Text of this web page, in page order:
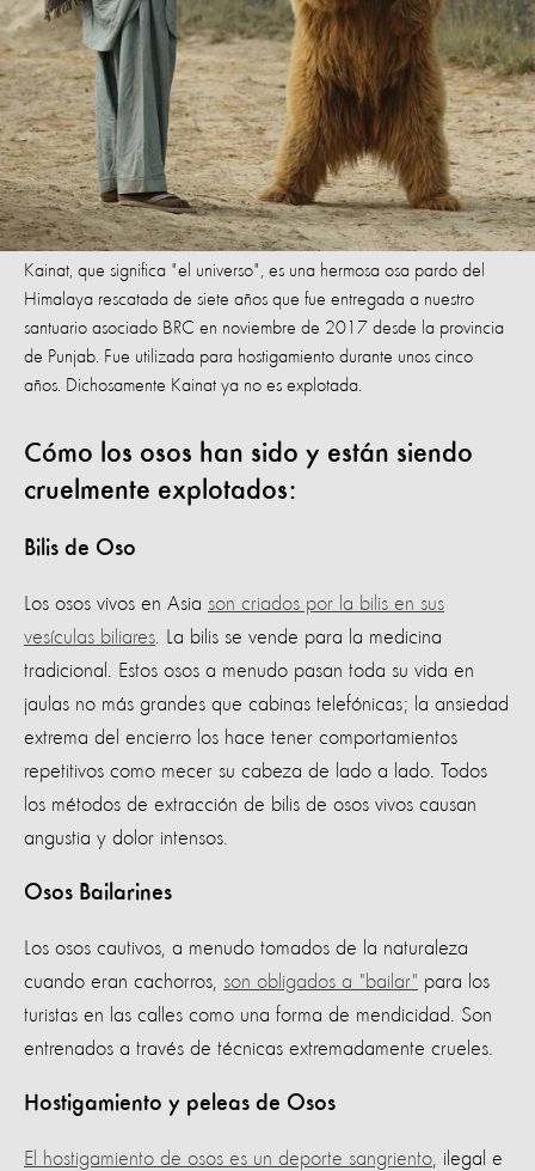
Kainat, que significa "el universo", es una hermosa osa pardo del
Himalaya rescatada de siete años que fue entregada a nuestro
santuario asociado BRC en noviembre de 2017 desde la provincia
de Punjab. Fue utilizada para hostigamiento durante unos cinco
años. Dichosamente Kainat ya no es explotada.
Cómo los osos han sido y están siendo
cruelmente explotados:
Bilis de Oso
Los osos vivos en Asia son criados por la bilis en sus
vesículas biliares. La bilis se vende para la medicina
tradicional. Estos osos a menudo pasan toda su vida en
jaulas no más grandes que cabinas telefónicas; la ansiedad
extrema del encierro los hace tener comportamientos
repetitivos como mecer su cabeza de lado a lado. Todos
los métodos de extracción de bilis de osos vivos causan
angustia y dolor intensos.
Osos Bailarines
Los osos cautivos, a menudo tomados de la naturaleza
cuando eran cachorros, son obligados a "bailar" para los
turistas en las calles como una forma de mendicidad. Son
entrenados a través de técnicas extremadamente crueles.
Hostigamiento y peleas de Osos
El hostigamiento de osos es un deporte sangriento, ilegal e